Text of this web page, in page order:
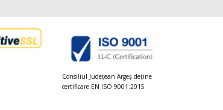
Consiliul Judeţean Argeș deţine
certificare EN ISO 9001:2015